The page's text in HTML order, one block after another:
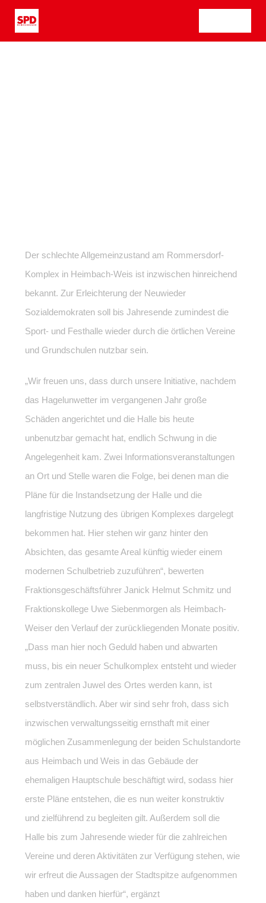
Zum
Inhalt
Der schlechte Allgemeinzustand am Rommersdorf-
Komplex in Heimbach-Weis ist inzwischen hinreichend
bekannt. Zur Erleichterung der Neuwieder
Sozialdemokraten soll bis Jahresende zumindest die
Sport- und Festhalle wieder durch die örtlichen Vereine
und Grundschulen nutzbar sein.
„Wir freuen uns, dass durch unsere Initiative, nachdem
das Hagelunwetter im vergangenen Jahr große
Schäden angerichtet und die Halle bis heute
unbenutzbar gemacht hat, endlich Schwung in die
Angelegenheit kam. Zwei Informationsveranstaltungen
an Ort und Stelle waren die Folge, bei denen man die
Pläne für die Instandsetzung der Halle und die
langfristige Nutzung des übrigen Komplexes dargelegt
bekommen hat. Hier stehen wir ganz hinter den
Absichten, das gesamte Areal künftig wieder einem
modernen Schulbetrieb zuzuführen“, bewerten
Fraktionsgeschäftsführer Janick Helmut Schmitz und
Fraktionskollege Uwe Siebenmorgen als Heimbach-
Weiser den Verlauf der zurückliegenden Monate positiv.
„Dass man hier noch Geduld haben und abwarten
muss, bis ein neuer Schulkomplex entsteht und wieder
zum zentralen Juwel des Ortes werden kann, ist
selbstverständlich. Aber wir sind sehr froh, dass sich
inzwischen verwaltungsseitig ernsthaft mit einer
möglichen Zusammenlegung der beiden Schulstandorte
aus Heimbach und Weis in das Gebäude der
ehemaligen Hauptschule beschäftigt wird, sodass hier
erste Pläne entstehen, die es nun weiter konstruktiv
und zielführend zu begleiten gilt. Außerdem soll die
Halle bis zum Jahresende wieder für die zahlreichen
Vereine und deren Aktivitäten zur Verfügung stehen, wie
wir erfreut die Aussagen der Stadtspitze aufgenommen
haben und danken hierfür“, ergänzt